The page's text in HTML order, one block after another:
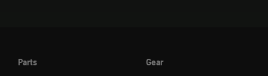
Parts
Gear